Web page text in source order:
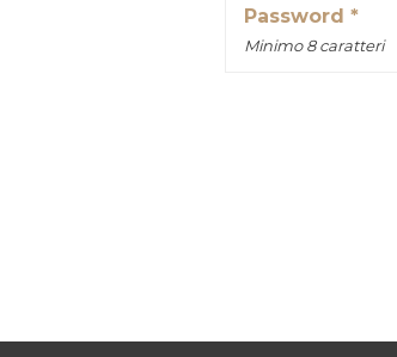
Password *
Minimo 8 caratteri